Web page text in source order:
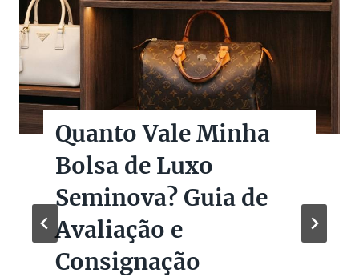
Quanto Vale Minha
Bolsa de Luxo
Seminova? Guia de
Avaliação e
Consignação